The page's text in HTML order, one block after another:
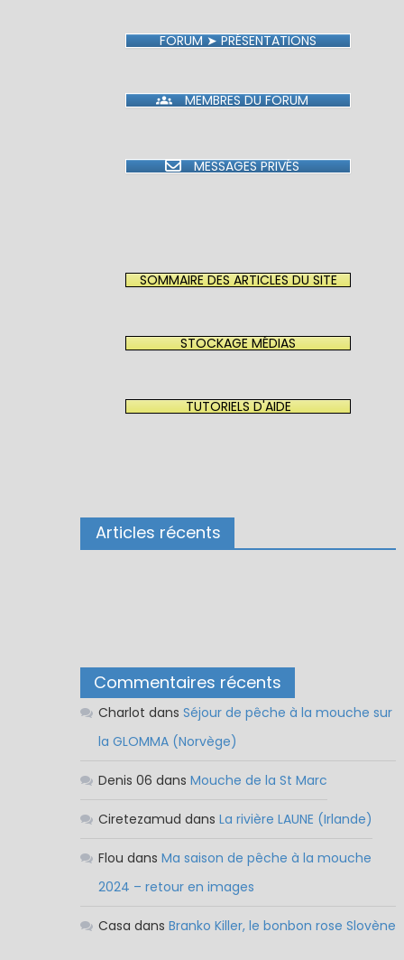
FORUM ➤ PRÉSENTATIONS
MEMBRES DU FORUM
MESSAGES PRIVÉS
SOMMAIRE DES ARTICLES DU SITE
STOCKAGE MÉDIAS
TUTORIELS D'AIDE
Articles récents
Commentaires récents
Charlot dans Séjour de pêche à la mouche sur
la GLOMMA (Norvège)
Denis 06 dans Mouche de la St Marc
Ciretezamud dans La rivière LAUNE (Irlande)
Flou dans Ma saison de pêche à la mouche
2024 – retour en images
Casa dans Branko Killer, le bonbon rose Slovène